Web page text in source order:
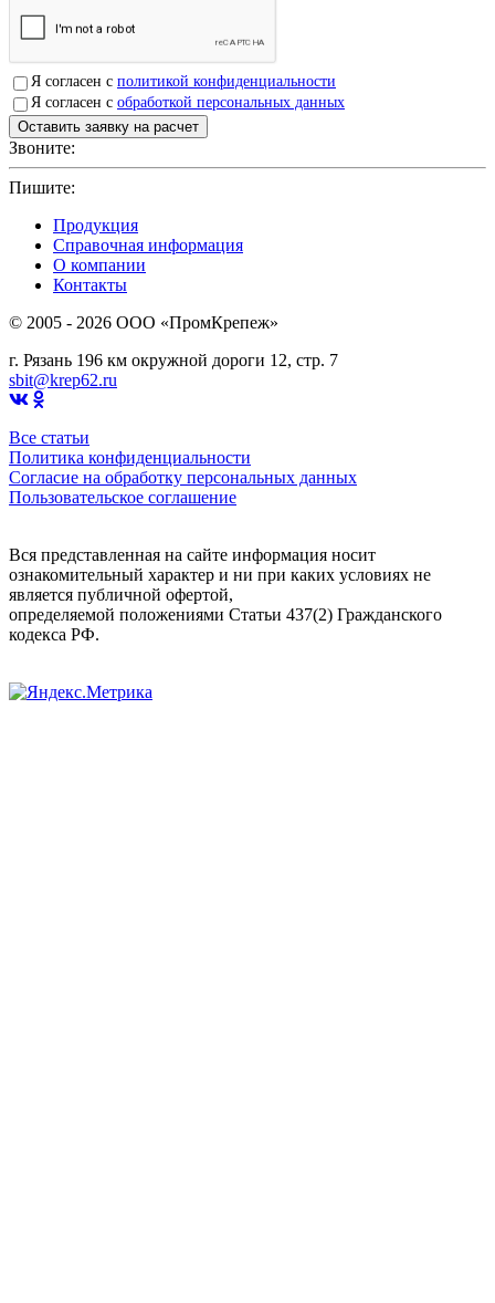
Я согласен с политикой конфиденциальности
Я согласен с обработкой персональных данных
Звоните:
Пишите:
Продукция
Справочная информация
О компании
Контакты
© 2005 - 2026 OOO «ПромКрепеж»
г. Рязань 196 км окружной дороги 12, стр. 7
sbit@krep62.ru
Все статьи
Политика конфиденциальности
Согласие на обработку персональных данных
Пользовательское соглашение
Вся представленная на сайте информация носит
ознакомительный характер и ни при каких условиях не
является публичной офертой,
определяемой положениями Статьи 437(2) Гражданского
кодекса РФ.